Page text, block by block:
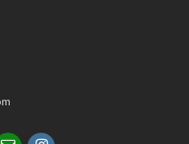
EmailInstagram